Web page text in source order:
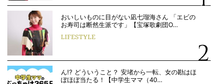
おいしいものに目がない凪七瑠海さん 「エビの
お寿司は断然生派です」【宝塚歌劇団O…
LIFESTYLE
ん!? どういうこと？ 安堵から一転、女の勘はほ
ぼほぼ当たる！【中学生ママ（40…